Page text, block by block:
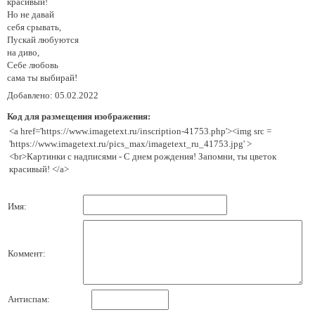
Но не давай
себя срывать,
Пускай любуются
на диво,
Себе любовь
сама ты выбирай!
Добавлено: 05.02.2022
Код для размещения изображения:
<a href='https://www.imagetext.ru/inscription-41753.php'><img src =
'https://www.imagetext.ru/pics_max/imagetext_ru_41753.jpg' >
<br>Картинки с надписями - С днем рождения! Запомни, ты цветок
красивый! </a>
Имя:
Коммент:
Антиспам: